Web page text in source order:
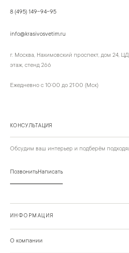
8 (495) 149-94-95
info@krasivosvetim.ru
г. Москва, Нахимовский проспект, дом 24,
этаж, стенд 266
Ежедневно с 10:00 до 21:00 (Мск)
КОНСУЛЬТАЦИЯ
Обсудим ваш интерьер и подберём
ПозвонитьНаписать
ИНФОРМАЦИЯ
О компании